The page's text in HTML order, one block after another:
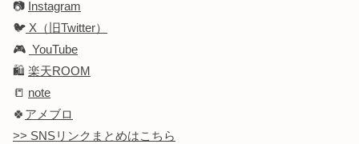
📷 Instagram
🐦 X（旧Twitter）
🎮 YouTube
🛍️ 楽天ROOM
📒 note
🍀アメブロ
>> SNSリンクまとめはこちら